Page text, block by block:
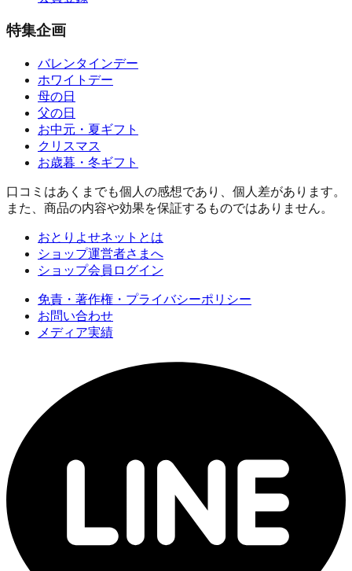
特集企画
バレンタインデー
ホワイトデー
母の日
父の日
お中元・夏ギフト
クリスマス
お歳暮・冬ギフト
口コミはあくまでも個人の感想であり、個人差があります。
また、商品の内容や効果を保証するものではありません。
おとりよせネットとは
ショップ運営者さまへ
ショップ会員ログイン
免責・著作権・プライバシーポリシー
お問い合わせ
メディア実績